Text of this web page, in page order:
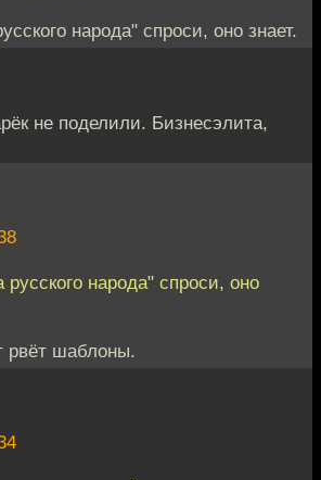
народа" спроси, оно знает.
не поделили. Бизнесэлита,
народа" спроси, оно
рвёт шаблоны.